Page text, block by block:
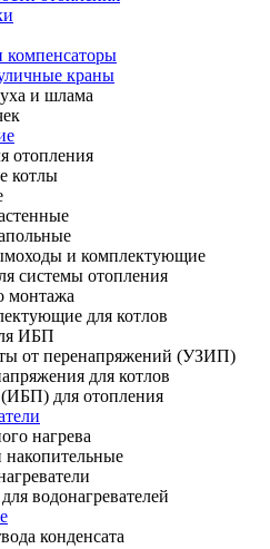
компенсаторы
краны
и шлама
отопления
котлы
и комплектующие
системы отопления
монтажа
для котлов
ИБП
от перенапряжений (УЗИП)
для котлов
для отопления
нагрева
накопительные
водонагревателей
конденсата